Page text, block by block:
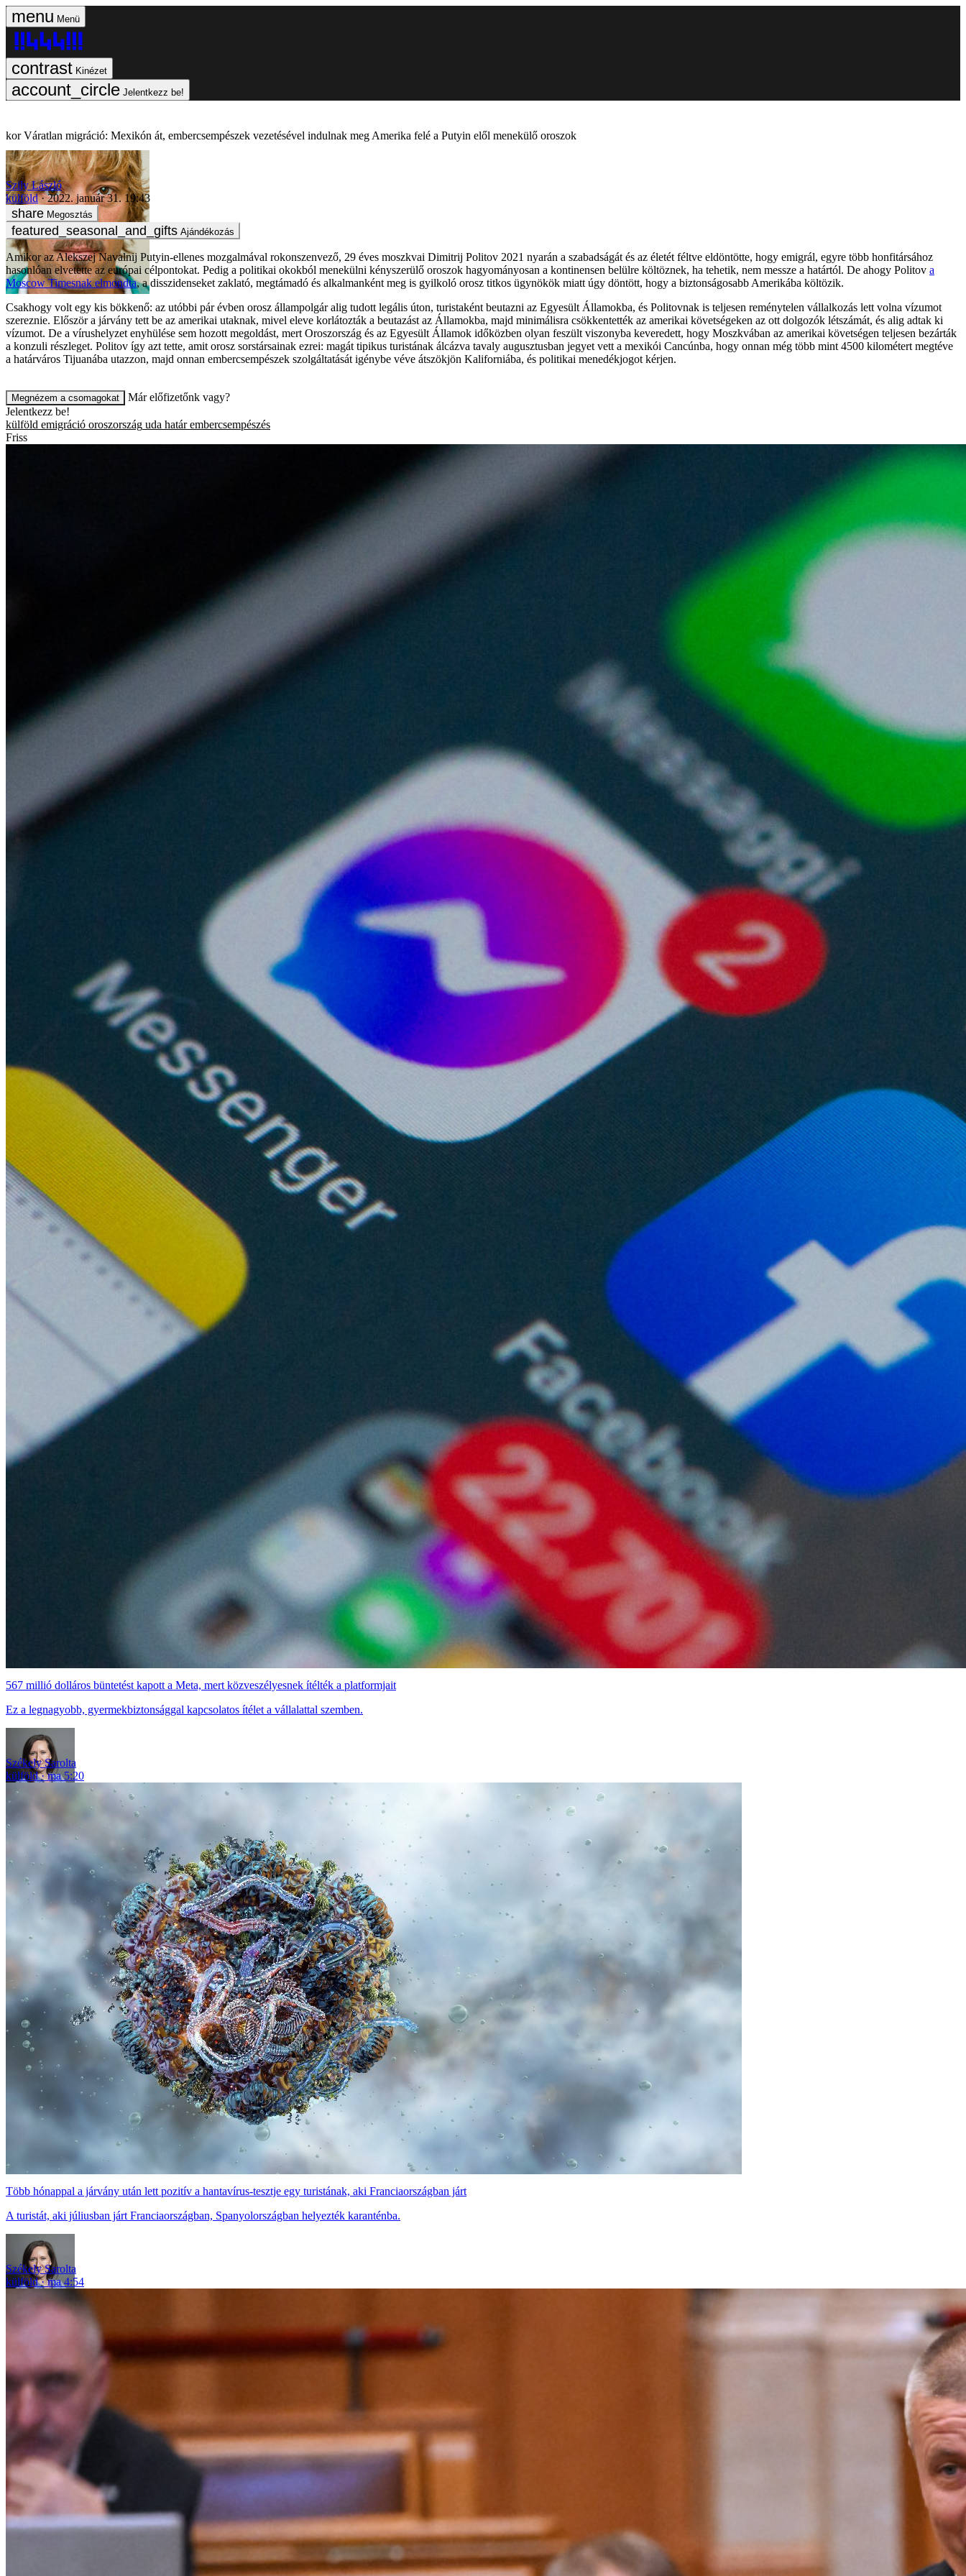
Menü
Kinézet
Jelentkezz be!
Váratlan migráció: Mexikón át, embercsempészek vezetésével indulnak meg Amerika felé a Putyin elől menekülő oroszok
Szily László
külföld
2022. január 31. 19:43
Megosztás
Ajándékozás
Amikor az Alekszej Navalnij Putyin-ellenes mozgalmával rokonszenvező, 29 éves moszkvai Dimitrij Politov 2021 nyarán a szabadságát és az életét féltve eldöntötte, hogy emigrál, egyre több honfitársához
hasonlóan elvetette az európai célpontokat. Pedig a politikai okokból menekülni kényszerülő oroszok hagyományosan a kontinensen belülre költöznek, ha tehetik, nem messze a határtól. De ahogy Politov a
Moscow Timesnak elmondta, a disszidenseket zaklató, megtámadó és alkalmanként meg is gyilkoló orosz titkos ügynökök miatt úgy döntött, hogy a biztonságosabb Amerikába költözik.
Csakhogy volt egy kis bökkenő: az utóbbi pár évben orosz állampolgár alig tudott legális úton, turistaként beutazni az Egyesült Államokba, és Politovnak is teljesen reménytelen vállalkozás lett volna vízumot
szereznie. Először a járvány tett be az amerikai utaknak, mivel eleve korlátozták a beutazást az Államokba, majd minimálisra csökkentették az amerikai követségeken az ott dolgozók létszámát, és alig adtak ki
vízumot. De a vírushelyzet enyhülése sem hozott megoldást, mert Oroszország és az Egyesült Államok időközben olyan feszült viszonyba keveredett, hogy Moszkvában az amerikai követségen teljesen bezárták
a konzuli részleget. Politov így azt tette, amit orosz sorstársainak ezrei: magát tipikus turistának álcázva tavaly augusztusban jegyet vett a mexikói Cancúnba, hogy onnan még több mint 4500 kilométert megtéve
a határváros Tijuanába utazzon, majd onnan embercsempészek szolgáltatását igénybe véve átszökjön Kaliforniába, és politikai menedékjogot kérjen.
Megnézem a csomagokat
Már előfizetőnk vagy?
Jelentkezz be!
külföld emigráció oroszország uda határ embercsempészés
Friss
567 millió dolláros büntetést kapott a Meta, mert közveszélyesnek ítélték a platformjait
Ez a legnagyobb, gyermekbiztonsággal kapcsolatos ítélet a vállalattal szemben.
Székely Sarolta
külföld
ma 5:20
Több hónappal a járvány után lett pozitív a hantavírus-tesztje egy turistának, aki Franciaországban járt
A turistát, aki júliusban járt Franciaországban, Spanyolországban helyezték karanténba.
Székely Sarolta
külföld
ma 4:54